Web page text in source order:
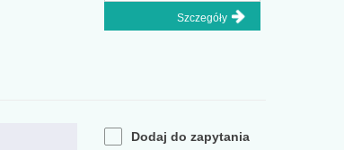
Szczegóły
Dodaj do zapytania